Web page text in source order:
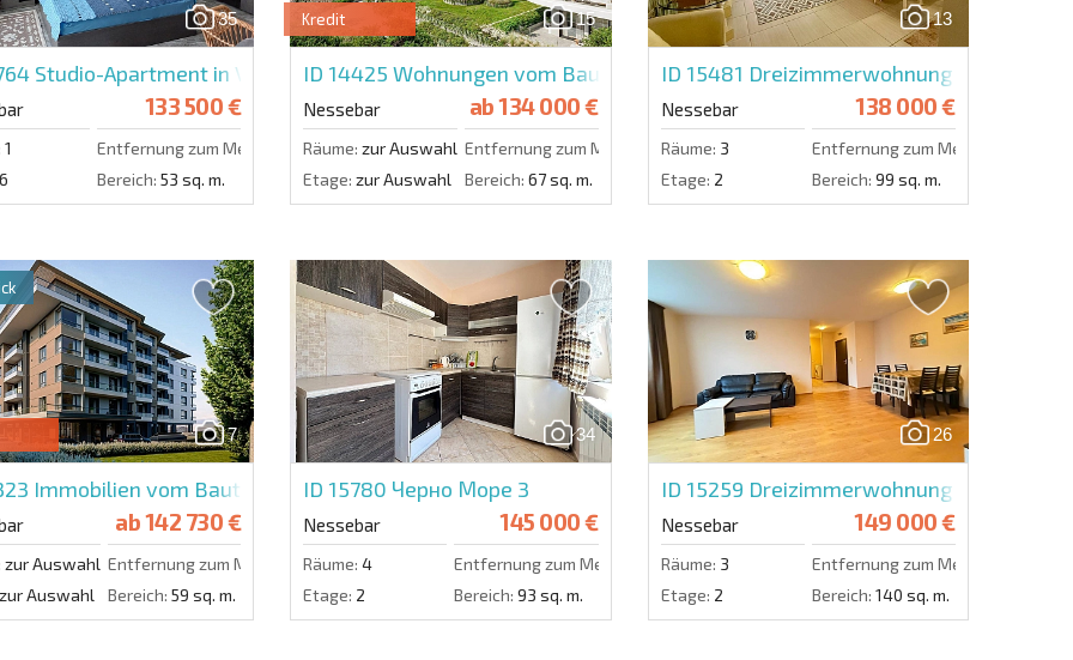
Eine Nachricht schicken
35
Studio-Apartment in Valencia Gardens
133 500 €
1 Entfernung zum Meer:
50 m.
6 Bereich: 53 sq. m.
15
Kredit
ID 14425Wohnungen vom Bauherrn in Amira Sea Residence
Nessebar ab134 000 €
Räume: zur Auswahl Entfernung zum Meer:
50 m.
Etage: zur Auswahl Bereich: 67 sq. m.
13
ID 15481 Dreizimmerwohnung in Rich 1
Nessebar 138 000 €
Räume: 3 Entfernung zum Meer:
Etage: 2 Bereich: 99 sq. m.
7
Immobilien vom Bauträger in Aura
ab142 730 €
zur Auswahl Entfernung zum Meer:
100 m.
zur Auswahl Bereich: 59 sq. m.
34
ID 15780 Черно Море 3
Nessebar 145 000 €
Räume: 4 Entfernung zum Meer:
800 m.
Etage: 2 Bereich: 93 sq. m.
26
ID 15259 Dreizimmerwohnung in Viyana
Nessebar 149 000 €
Räume: 3 Entfernung zum Meer:
Etage: 2 Bereich: 140 sq. m.